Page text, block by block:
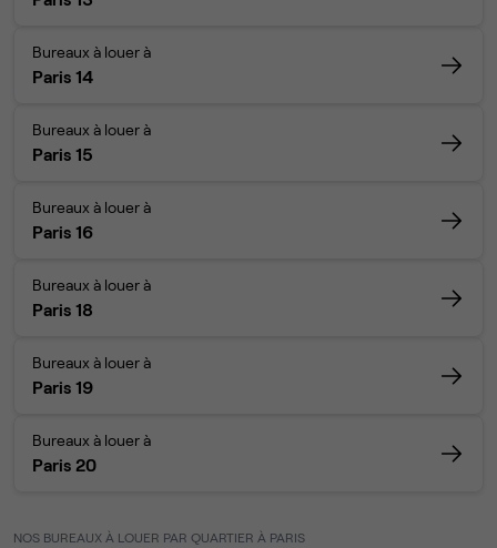
Bureaux à louer à
Paris 14
Bureaux à louer à
Paris 15
Bureaux à louer à
Paris 16
Bureaux à louer à
Paris 18
Bureaux à louer à
Paris 19
Bureaux à louer à
Paris 20
NOS BUREAUX À LOUER PAR QUARTIER À PARIS